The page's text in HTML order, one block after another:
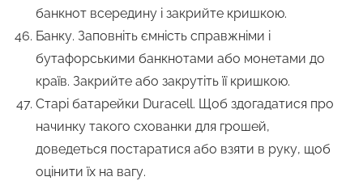
банкнот всередину і закрийте кришкою.
Банку. Заповніть ємність справжніми і
бутафорськими банкнотами або монетами до
країв. Закрийте або закрутіть її кришкою.
Старі батарейки Duracell. Щоб здогадатися про
начинку такого схованки для грошей,
доведеться постаратися або взяти в руку, щоб
оцінити їх на вагу.